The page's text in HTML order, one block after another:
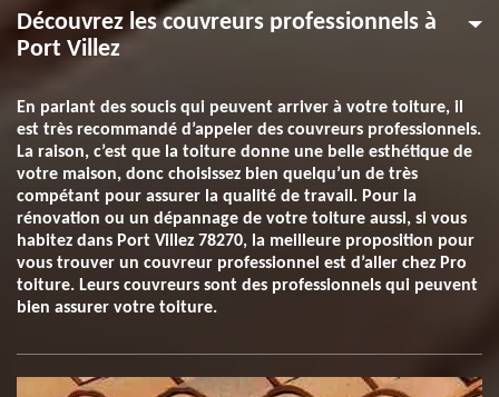
Découvrez les couvreurs professionnels à
Port Villez
En parlant des soucis qui peuvent arriver à votre toiture, il
est très recommandé d’appeler des couvreurs professionnels.
La raison, c’est que la toiture donne une belle esthétique de
votre maison, donc choisissez bien quelqu’un de très
compétant pour assurer la qualité de travail. Pour la
rénovation ou un dépannage de votre toiture aussi, si vous
habitez dans Port Villez 78270, la meilleure proposition pour
vous trouver un couvreur professionnel est d’aller chez Pro
toiture. Leurs couvreurs sont des professionnels qui peuvent
bien assurer votre toiture.